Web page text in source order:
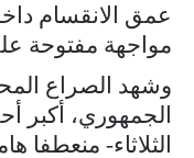
عمق الانقسام
مواجهة مفتوحة
وشهد الصراع
الجمهوري، أكبر
الثلاثاء-